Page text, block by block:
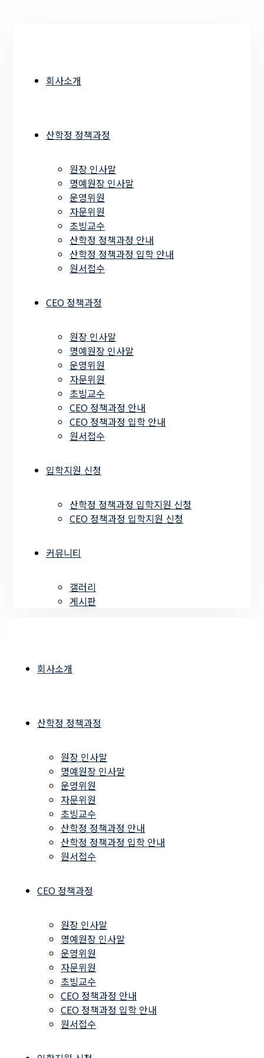
회사소개
산학정 정책과정
원장 인사말
명예원장 인사말
운영위원
자문위원
초빙교수
산학정 정책과정 안내
산학정 정책과정 입학 안내
원서접수
CEO 정책과정
원장 인사말
명예원장 인사말
운영위원
자문위원
초빙교수
CEO 정책과정 안내
CEO 정책과정 입학 안내
원서접수
입학지원 신청
산학정 정책과정 입학지원 신청
CEO 정책과정 입학지원 신청
커뮤니티
갤러리
게시판
회사소개
산학정 정책과정
원장 인사말
명예원장 인사말
운영위원
자문위원
초빙교수
산학정 정책과정 안내
산학정 정책과정 입학 안내
원서접수
CEO 정책과정
원장 인사말
명예원장 인사말
운영위원
자문위원
초빙교수
CEO 정책과정 안내
CEO 정책과정 입학 안내
원서접수